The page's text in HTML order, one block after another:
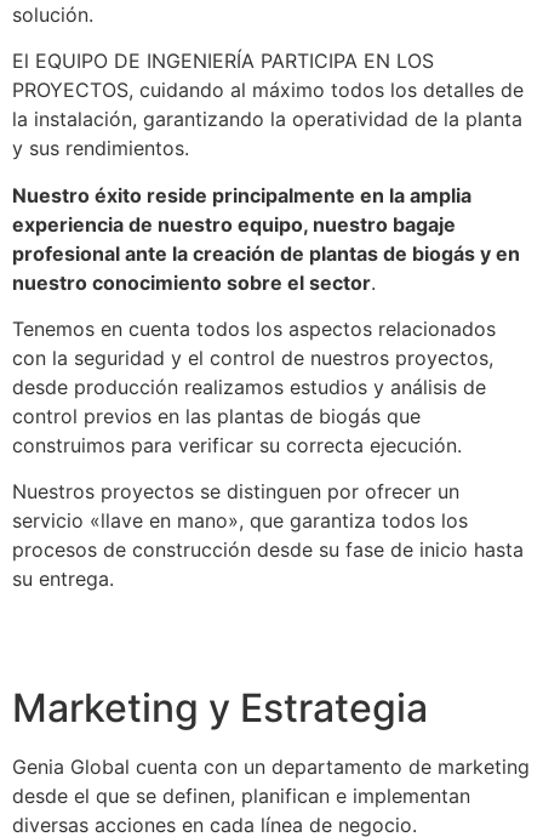
solución.
El EQUIPO DE INGENIERÍA PARTICIPA EN LOS
PROYECTOS, cuidando al máximo todos los detalles de
la instalación, garantizando la operatividad de la planta
y sus rendimientos.
Nuestro éxito reside principalmente en la amplia
experiencia de nuestro equipo, nuestro bagaje
profesional ante la creación de plantas de biogás y en
nuestro conocimiento sobre el sector.
Tenemos en cuenta todos los aspectos relacionados
con la seguridad y el control de nuestros proyectos,
desde producción realizamos estudios y análisis de
control previos en las plantas de biogás que
construimos para verificar su correcta ejecución.
Nuestros proyectos se distinguen por ofrecer un
servicio «llave en mano», que garantiza todos los
procesos de construcción desde su fase de inicio hasta
su entrega.
Marketing y Estrategia
Genia Global cuenta con un departamento de marketing
desde el que se definen, planifican e implementan
diversas acciones en cada línea de negocio.